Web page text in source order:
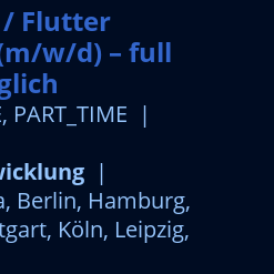
Flutter
w/d) – full
PART_TIME |
|
Berlin, Hamburg,
Köln, Leipzig,